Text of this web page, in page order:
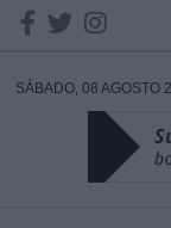
SÁBADO, 08 AGOSTO
DATOS